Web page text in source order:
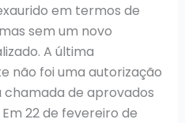
em termos de
sem um novo
A última
não foi uma autorização
chamada de aprovados
22 de fevereiro de